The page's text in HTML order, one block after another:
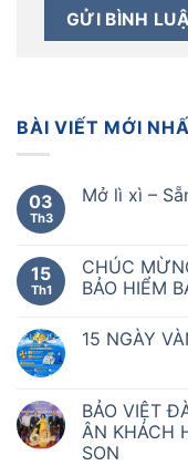
BÀI VIẾT MỚI
03
Th3
Mở lì xì –
15
Th1
CHÚC
BẢO HIỂM
15 NGÀY
BẢO VIỆT
ÂN KHÁCH
SON